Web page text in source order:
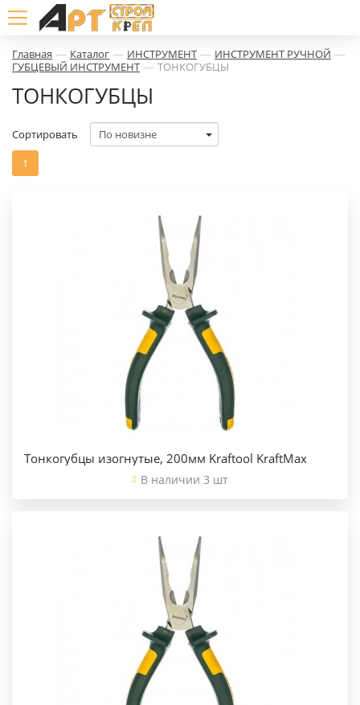
Главная — Каталог — ИНСТРУМЕНТ — ИНСТРУМЕНТ РУЧНОЙ —
ГУБЦЕВЫЙ ИНСТРУМЕНТ — ТОНКОГУБЦЫ
ТОНКОГУБЦЫ
1
Сортировать
Тонкогубцы изогнутые, 200мм Kraftool KraftMax
В наличии 3 шт